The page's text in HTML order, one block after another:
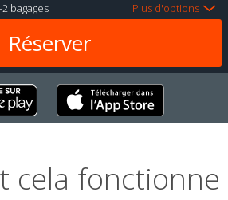
2 bagages Plus d'options
cela fonctionne